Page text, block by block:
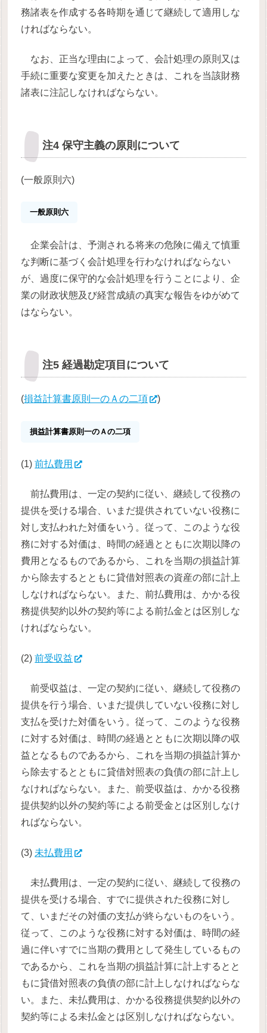
務諸表を作成する各時期を通じて継続して適用しな
ければならない。
なお、正当な理由によって、会計処理の原則又は
手続に重要な変更を加えたときは、これを当該財務
諸表に注記しなければならない。
注4 保守主義の原則について
(一般原則六)
一般原則六
企業会計は、予測される将来の危険に備えて慎重
な判断に基づく会計処理を行わなければならない
が、過度に保守的な会計処理を行うことにより、企
業の財政状態及び経営成績の真実な報告をゆがめて
はならない。
注5 経過勘定項目について
(損益計算書原則一のＡの二項 )
損益計算書原則一のＡの二項
(1)前払費用
前払費用は、一定の契約に従い、継続して役務の
提供を受ける場合、いまだ提供されていない役務に
対し支払われた対価をいう。従って、このような役
務に対する対価は、時間の経過とともに次期以降の
費用となるものであるから、これを当期の損益計算
から除去するとともに貸借対照表の資産の部に計上
しなければならない。また、前払費用は、かかる役
務提供契約以外の契約等による前払金とは区別しな
ければならない。
(2)前受収益
前受収益は、一定の契約に従い、継続して役務の
提供を行う場合、いまだ提供していない役務に対し
支払を受けた対価をいう。従って、このような役務
に対する対価は、時間の経過とともに次期以降の収
益となるものであるから、これを当期の損益計算か
ら除去するとともに貸借対照表の負債の部に計上し
なければならない。また、前受収益は、かかる役務
提供契約以外の契約等による前受金とは区別しなけ
ればならない。
(3) 未払費用
未払費用は、一定の契約に従い、継続して役務の
提供を受ける場合、すでに提供された役務に対し
て、いまだその対価の支払が終らないものをいう。
従って、このような役務に対する対価は、時間の経
過に伴いすでに当期の費用として発生しているもの
であるから、これを当期の損益計算に計上するとと
もに貸借対照表の負債の部に計上しなければならな
い。また、未払費用は、かかる役務提供契約以外の
契約等による未払金とは区別しなければならない。